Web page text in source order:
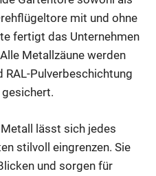
mit und ohne
fertigt das Unternehmen
Metallzäune werden
RAL-Pulverbeschichtung
lässt sich jedes
stilvoll eingrenzen. Sie
und sorgen für